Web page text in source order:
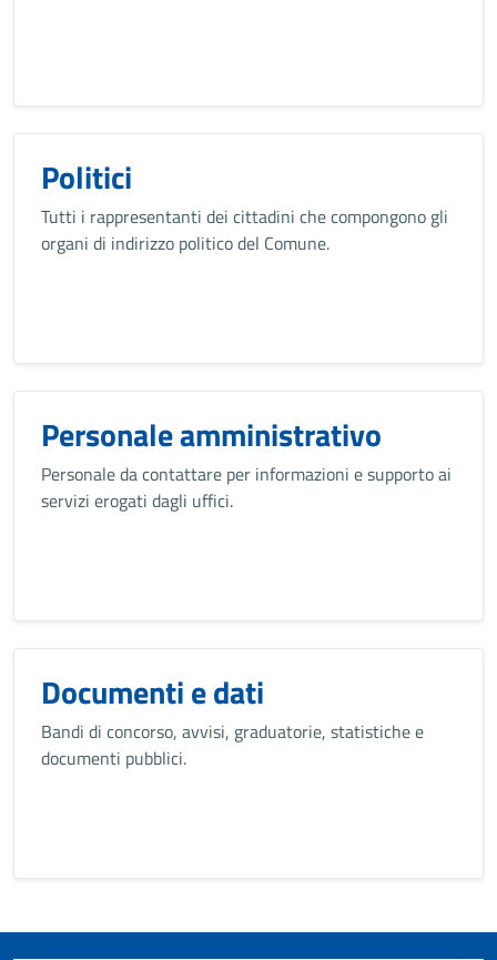
Politici
Tutti i rappresentanti dei cittadini che compongono gli
organi di indirizzo politico del Comune.
Personale amministrativo
Personale da contattare per informazioni e supporto ai
servizi erogati dagli uffici.
Documenti e dati
Bandi di concorso, avvisi, graduatorie, statistiche e
documenti pubblici.